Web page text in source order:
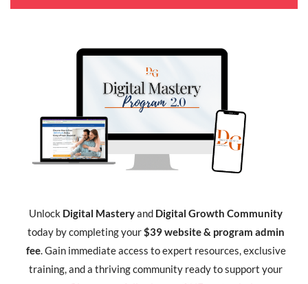
Unlock Digital Masteryand Digital Growth Community
today by completing your$39 website & program admin
fee. Gain immediate access to expert resources, exclusive
training, and a thriving community ready to support your